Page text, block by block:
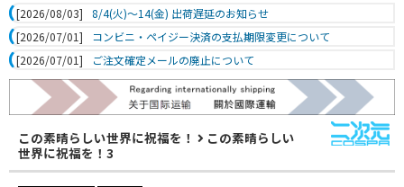
[2026/08/03]
8/4(火)～14(金) 出荷遅延のお知らせ
[2026/07/01]
コンビニ・ペイジー決済の支払期限変更について
[2026/07/01]
ご注文確定メールの廃止について
この素晴らしい世界に祝福を！
この素晴らしい
世界に祝福を！3